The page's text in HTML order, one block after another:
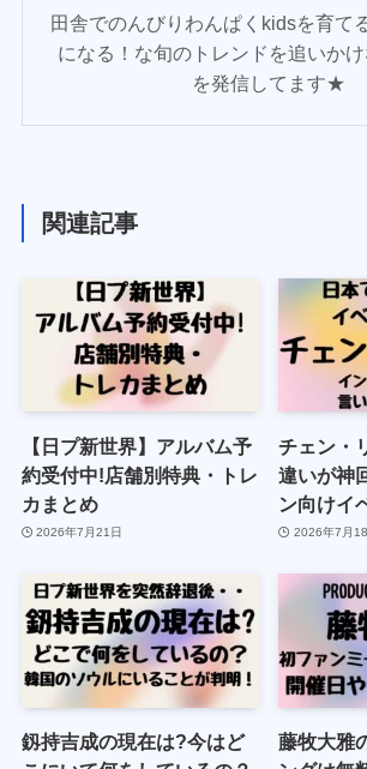
田舎でのんびりわんぱくkidsを育て
になる！な旬のトレンドを追いか
を発信してます★
関連記事
【日プ新世界】アルバム予
約受付中!店舗別特典・トレ
カまとめ
2026年7月21日
チェン・
違いが神
ン向けイ
2026年7月
釼持吉成の現在は?今はど
藤牧大雅